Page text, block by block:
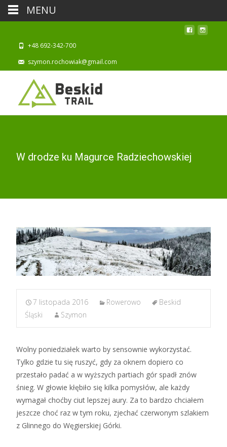
+48 692-342-700
szymon.rochowiak@gmail.com
W drodze ku Magurce Radziechowskiej
7 listopada 2016 Rowerowo
Beskid
Śląski
Szymon
Wolny poniedziałek warto by sensownie wykorzystać.
Tylko gdzie tu się ruszyć, gdy za oknem dopiero co
przestało padać a w wyższych partiach gór spadł znów
śnieg. W głowie kłębiło się kilka pomysłów, ale każdy
wymagał choćby ciut lepszej aury. Za to bardzo chciałem
jeszcze choć raz w tym roku, zjechać czerwonym szlakiem
z Glinnego do Węgierskiej Górki.
MENU